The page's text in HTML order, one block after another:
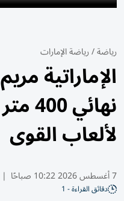
رياضة/رياضة الإمارات
الإماراتية
لألعاب القوى
7 أغسطس 2026 10:22 صباحًا |
دقائق القراءة - 1